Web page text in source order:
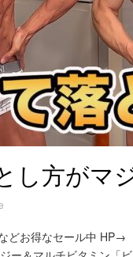
し方がマ
お得なセール中 HP→